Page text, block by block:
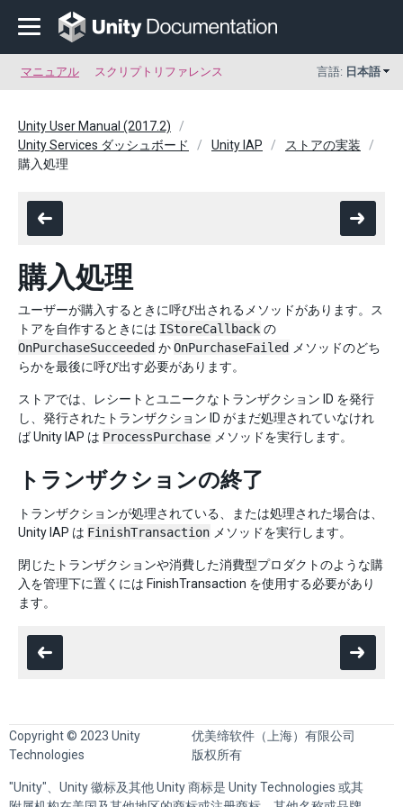
マニュアル スクリプトリファレンス 言語: 日本語
Unity User Manual (2017.2)
Unity Services ダッシュボード
Unity IAP
ストアの実装
購入処理
購入処理
ユーザーが購入するときに呼び出されるメソッドがあります。ス
トアを自作するときには IStoreCallback の
OnPurchaseSucceeded かOnPurchaseFailed
メソッドのどち
らかを最後に呼び出す必要があります。
ストアでは、レシートとユニークなトランザクション ID を発行
し、発行されたトランザクション ID がまだ処理されていなけれ
ば Unity IAP は ProcessPurchase メソッドを実行します。
トランザクションの終了
トランザクションが処理されている、または処理された場合は、
Unity IAP は FinishTransaction メソッドを実行します。
閉じたトランザクションや消費した消費型プロダクトのような購
入を管理下に置くには FinishTransaction を使用する必要があり
ます。
Copyright © 2023 Unity
Technologies
优美缔软件（上海）有限公司
版权所有
"Unity"、Unity 徽标及其他 Unity 商标是 Unity Technologies 或其